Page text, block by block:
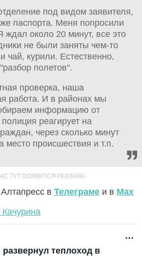
под видом заявителя,
паспорта. Меня попросили
ждал около 20 минут, все это
не были заняты чем-то
чай, курили. Естественно,
полетов".
проверка, наша
работа. И в районах мы
информацию от
реагирует на
через сколько минут
место происшествия и т.п.
в Телеграме и в Max
теплоход в